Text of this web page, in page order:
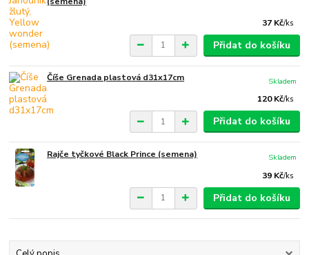
37 Kč/ks
Přidat do košíku
Číše Grenada plastová d31x17cm
120 Kč/ks
Skladem
Přidat do košíku
Rajče tyčkové Black Prince (semena)
39 Kč/ks
Skladem
Přidat do košíku